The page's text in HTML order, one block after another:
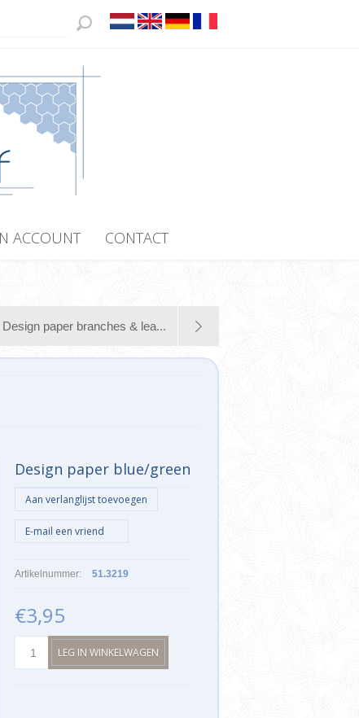
ACCOUNT CONTACT
Design paper branches & lea...
Design paper blue/green
Artikelnummer: 51.3219
€3,95